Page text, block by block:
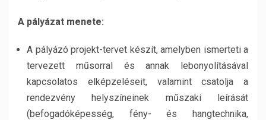
A pályázat menete:
A pályázó projekt-tervet készít, amelyben ismerteti a
tervezett műsorral és annak lebonyolításával
kapcsolatos elképzeléseit, valamint csatolja a
rendezvény helyszíneinek műszaki leírását
(befogadóképesség, fény- és hangtechnika,